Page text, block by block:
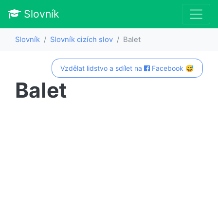
Slovník
Slovník Slovník cizích slov Balet
Vzdělat lidstvo a sdílet na Facebook 😅
Balet